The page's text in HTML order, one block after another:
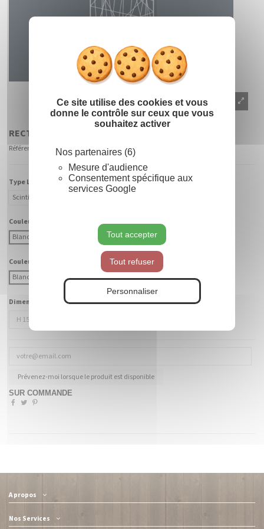
Ce site utilise des cookies et vous
donne le contrôle sur ceux que vous
souhaitez activer
Nos partenaires (6)
Mesure d'audience
Consentement spécifique aux
services Google
Tout accepter
Tout refuser
Personnaliser
RECTANGLE 2D
Référence 900002 - CABF-BC
Type Lumière :
Scintillant
Couleur Lumière :
Blanc Chaud
Couleur Fibre :
Blanc
Coloré (à préciser)
Dimensions :
Prévenez-moi lorsque le produit est disponible
SUR COMMANDE
A propos
Nos Services